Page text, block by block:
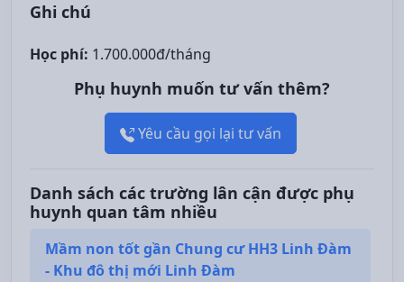
Ghi chú
Học phí: 1.700.000đ/tháng
Phụ huynh muốn tư vấn thêm?
Yêu cầu gọi lại tư vấn
Danh sách các trường lân cận được phụ
huynh quan tâm nhiều
Mầm non tốt gần Chung cư HH3 Linh Đàm
- Khu đô thị mới Linh Đàm